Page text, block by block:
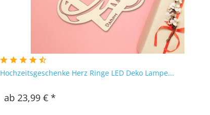
Hochzeitsgeschenke Herz Ringe LED Deko Lampe...
ab 23,99 € *